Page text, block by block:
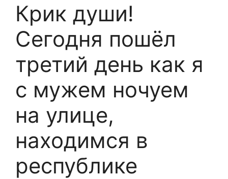
Крик души!
Сегодня пошёл
третий день как я
с мужем ночуем
на улице,
находимся в
республике